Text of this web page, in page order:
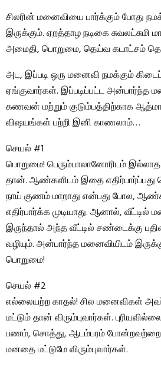
சிலரின் மனைவியை பார்க்கும் போது
இருக்கும். ஏறத்தாழ நடிகை சுவலட்சுமி
அமைதி, பொறுமை, தெய்வ கடாட்சம்
அட, இப்படி ஒரு மனைவி நமக்கும்
ஏங்குவார்கள். இப்படிப்பட்ட
கணவன் மற்றும் குடும்பத்திற்காக
விஷயங்கள் பற்றி இனி காணலாம்…
செயல் #1
பொறுமை! பெரும்பாலானோரிடம்
தான். ஆண்களிடம் இதை
நாய் குணம் மாறாது என்பது போல,
எதிர்பார்க்க முடியாது. ஆனால்,
இருந்தால் அந்த வீட்டில் சண்டைக்கு
வழியும். அன்பார்ந்த மனைவியிடம்
பொறுமை!
செயல் #2
எல்லையற்ற காதல்! சில மனைவிகள்
மட்டும் தான் விரும்புவார்கள்.
பணம், சொத்து, ஆடம்பரம் போன்றவற்றை
மனதை மட்டுமே விரும்புவார்கள்.